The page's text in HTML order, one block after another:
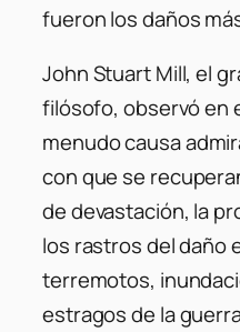
fueron los daños
John Stuart Mill, el
filósofo, observó en
menudo causa
con que se
de devastación, la
los rastros del daño
terremotos,
estragos de la